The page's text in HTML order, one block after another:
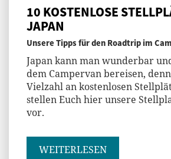
10 KOSTENLOSE
JAPAN
Unsere Tipps für den Roadtrip im
Japan kann man wunderbar
dem Campervan bereisen,
Vielzahl an kostenlosen
stellen Euch hier unsere
vor.
WEITERLESEN